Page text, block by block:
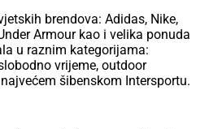
brendova: Adidas, Nike,
Armour kao i velika ponuda
u raznim kategorijama:
vrijeme, outdoor
šibenskom Intersportu.